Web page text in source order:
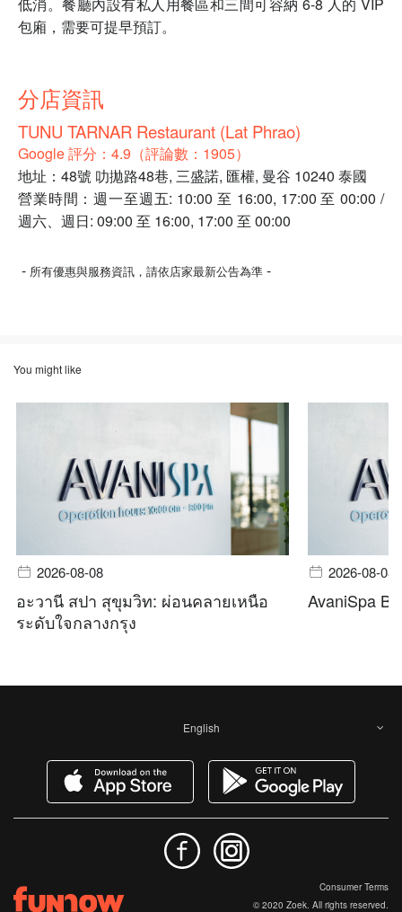
低消。餐廳內設有私人用餐區和三間可容納 6-8 人的 VIP
包廂，需要可提早預訂。
分店資訊
TUNU TARNAR Restaurant (Lat Phrao)
Google 評分：4.9（評論數：1905）
地址：48號 叻拋路48巷, 三盛諾, 匯權, 曼谷 10240 泰國
營業時間：週一至週五: 10:00 至 16:00, 17:00 至 00:00 /
週六、週日: 09:00 至 16:00, 17:00 至 00:00
- 所有優惠與服務資訊，請依店家最新公告為準 -
You might like
2026-08-08
อะวานี สปา สุขุมวิท: ผ่อนคลายเหนือ
ระดับใจกลางกรุง
2026-08-08
AvaniSpa
English
© 2020 Zoek. All rights reserved.
Consumer Terms